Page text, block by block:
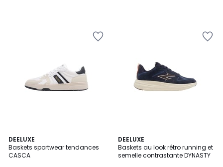
DEELUXE
Baskets sportwear tendances
CASCA
2
Couleurs
DEELUXE
Baskets au look rétro running et
semelle contrastante DYNASTY